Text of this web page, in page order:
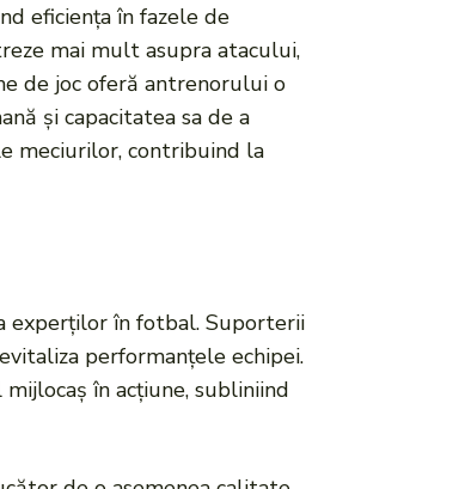
eficiența în fazele de
mai mult asupra atacului,
de joc oferă antrenorului o
și capacitatea sa de a
meciurilor, contribuind la
experților în fotbal. Suporterii
performanțele echipei.
în acțiune, subliniind